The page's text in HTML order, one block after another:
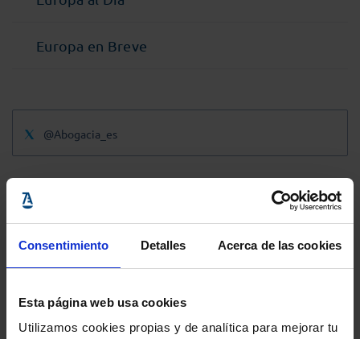
Consentimiento Detalles Acerca de las cookies
Esta página web usa cookies
Utilizamos cookies propias y de analítica para mejorar tu
Europa en Breve
@Abogacia_es